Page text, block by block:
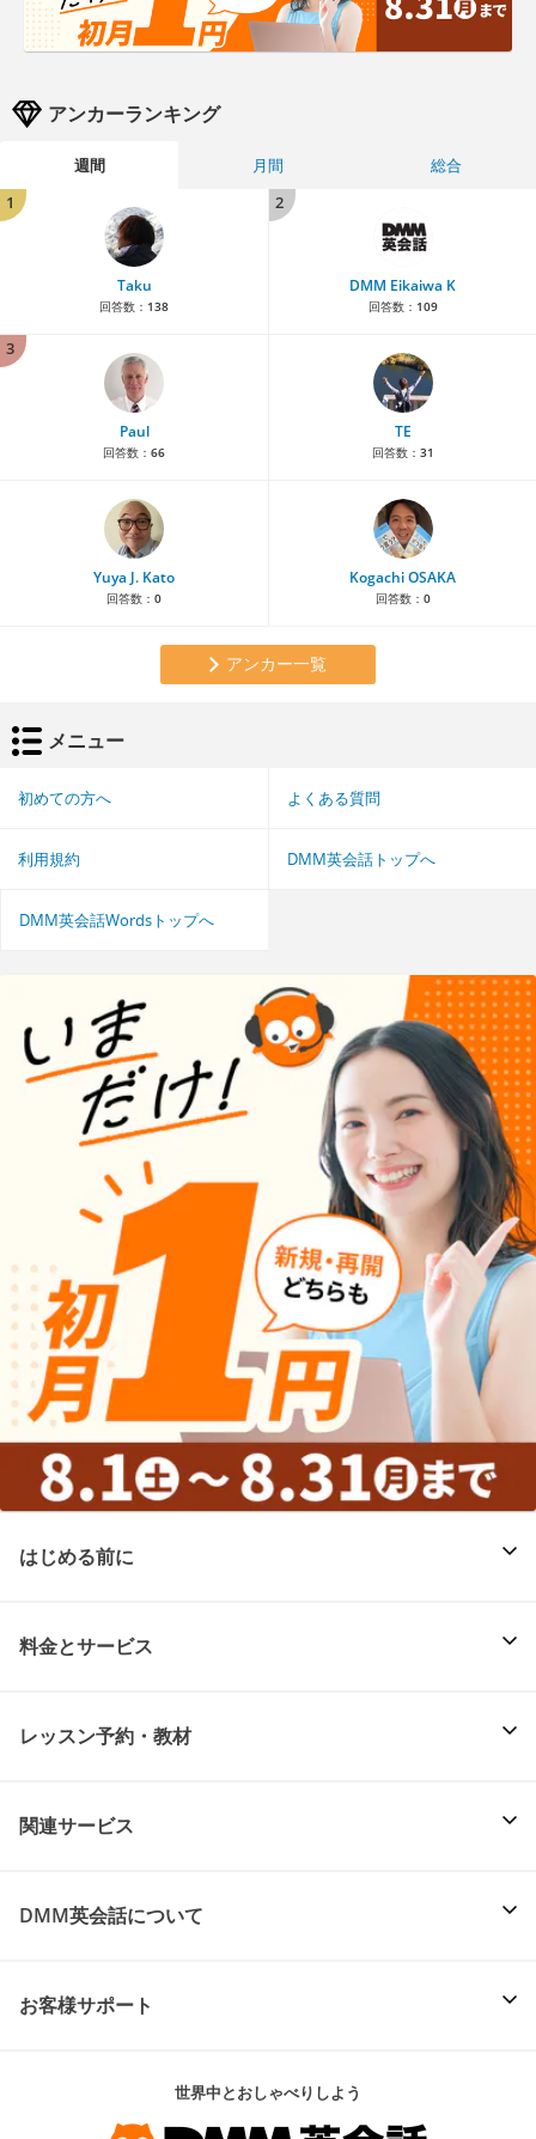
アンカーランキング
週間 月間
総合
1
Taku
回答数： 138
2
DMM Eikaiwa K
回答数： 109
3
Paul
回答数： 66
TE
回答数： 31
Yuya J. Kato
回答数： 0
Kogachi OSAKA
回答数： 0
アンカー一覧
メニュー
初めての方へ よくある質問
利用規約 DMM英会話トップへ
DMM英会話Wordsトップへ
はじめる前に
料金とサービス
レッスン予約・教材
関連サービス
DMM英会話について
お客様サポート
世界中とおしゃべりしよう